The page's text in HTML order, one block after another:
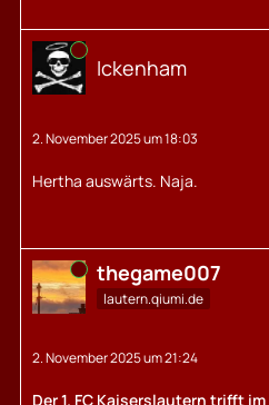
Online
Ickenham
2. November 2025 um 18:03
Hertha auswärts. Naja.
Online thegame007
lautern.qiumi.de
2. November 2025 um 21:24
Der 1. FC Kaiserslautern trifft